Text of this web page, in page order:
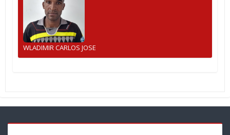
WLADIMIR CARLOS JOSE